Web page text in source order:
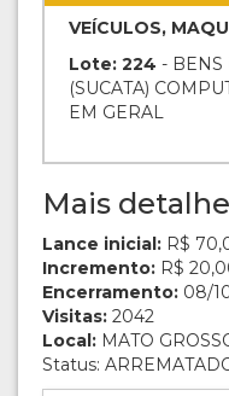
VEÍCULOS,
Lote: 224 - BENS
(SUCATA)
EM GERAL
Mais
Lance inicial: R$
Incremento: R$
Encerramento: 08/
Visitas: 2042
Local: MATO
Status: